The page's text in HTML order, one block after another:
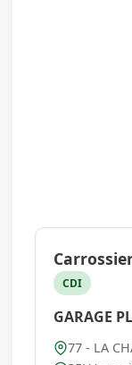
CDI
GARAGE
77 - LA